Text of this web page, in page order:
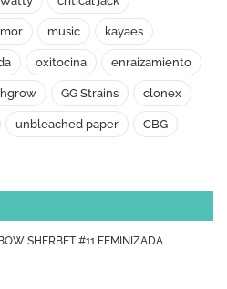
music kayaes
oxitocina enraizamiento
GG Strains clonex
unbleached paper CBG
SHERBET #11 FEMINIZADA